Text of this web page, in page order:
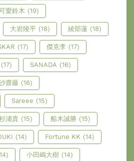
愛鈴木 (19)
大岩陵平 (18) 綾部蓮 (18)
(17) 傑克李 (17)
(17) SANADA (16)
齋藤 (16)
Sareee (15)
浦貴 (15) 船木誠勝 (15)
(14) Fortune KK (14)
小田嶋大樹 (14)